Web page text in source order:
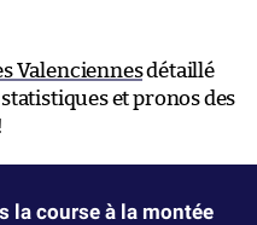
Valenciennesdétaillé
et pronos des
la course à la montée